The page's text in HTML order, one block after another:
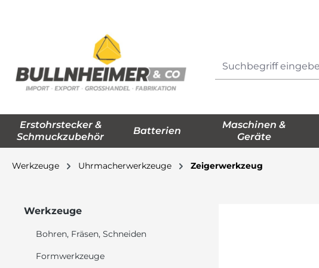
Erstohrstecker &
Schmuckzubehör
Batterien
Maschinen &
Geräte
Werkzeuge Uhrmacherwerkzeuge Zeigerwerkzeug
Werkzeuge
Bohren, Fräsen, Schneiden
Formwerkzeuge